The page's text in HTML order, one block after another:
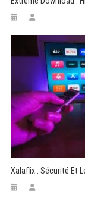
Xalaflix : Sécurité Et